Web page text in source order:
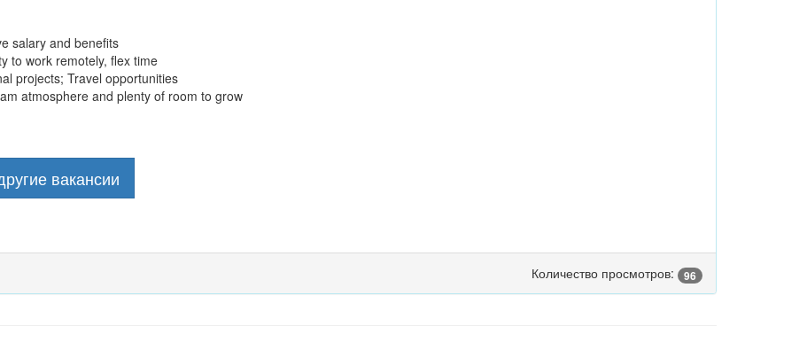
salary and benefits
to work remotely, flex time
projects; Travel opportunities
atmosphere and plenty of room to grow
вакансии
Количество просмотров: 96